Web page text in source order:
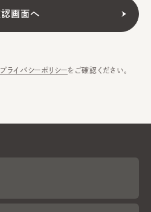
プライバシーポリシーをご確認ください。